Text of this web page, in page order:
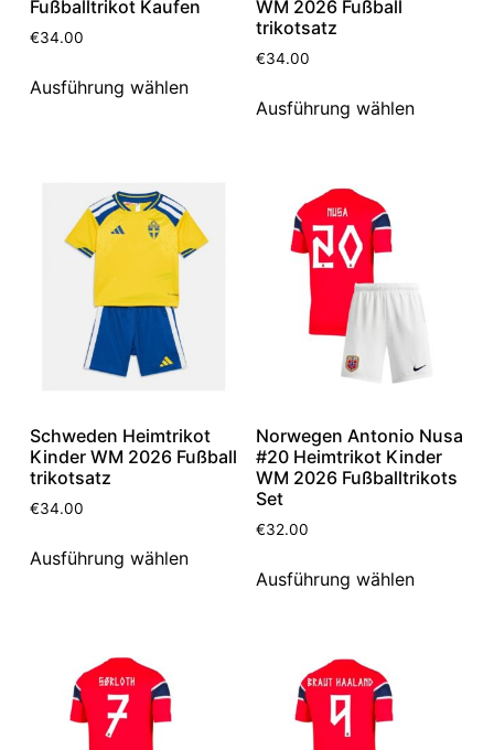
Fußballtrikot Kaufen
€34.00
Ausführung wählen
WM 2026 Fußball
trikotsatz
€34.00
Ausführung wählen
Schweden Heimtrikot
Kinder WM 2026 Fußball
trikotsatz
€34.00
Ausführung wählen
Norwegen Antonio Nusa
#20 Heimtrikot Kinder
WM 2026 Fußballtrikots
Set
€32.00
Ausführung wählen